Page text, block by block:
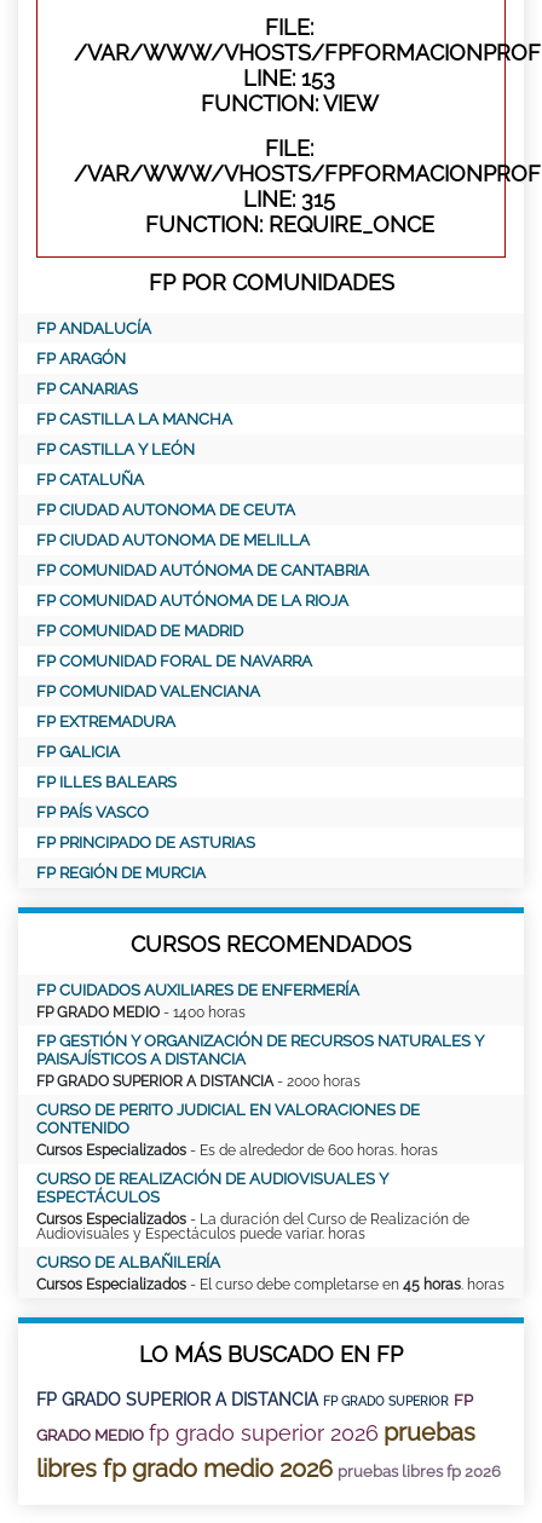
FILE:
/VAR/WWW/VHOSTS/
LINE: 153
FUNCTION: VIEW
FILE:
/VAR/WWW/VHOSTS/
LINE: 315
FUNCTION: REQUIRE_ONCE
FP POR COMUNIDADES
FP ANDALUCÍA
FP ARAGÓN
FP CANARIAS
FP CASTILLA LA MANCHA
FP CASTILLA Y LEÓN
FP CATALUÑA
FP CIUDAD AUTONOMA DE CEUTA
FP CIUDAD AUTONOMA DE MELILLA
FP COMUNIDAD AUTÓNOMA DE CANTABRIA
FP COMUNIDAD AUTÓNOMA DE LA RIOJA
FP COMUNIDAD DE MADRID
FP COMUNIDAD FORAL DE NAVARRA
FP COMUNIDAD VALENCIANA
FP EXTREMADURA
FP GALICIA
FP ILLES BALEARS
FP PAÍS VASCO
FP PRINCIPADO DE ASTURIAS
FP REGIÓN DE MURCIA
CURSOS RECOMENDADOS
FP CUIDADOS AUXILIARES DE ENFERMERÍA
FP GRADO MEDIO - 1400 horas
FP GESTIÓN Y ORGANIZACIÓN DE RECURSOS NATURALES Y
PAISAJÍSTICOS A DISTANCIA
FP GRADO SUPERIOR A DISTANCIA - 2000 horas
CURSO DE PERITO JUDICIAL EN VALORACIONES DE
CONTENIDO
Cursos Especializados - Es de alrededor de 600 horas. horas
CURSO DE REALIZACIÓN DE AUDIOVISUALES Y
ESPECTÁCULOS
Cursos Especializados - La duración del Curso de Realización de
Audiovisuales y Espectáculos puede variar. horas
CURSO DE ALBAÑILERÍA
Cursos Especializados - El curso debe completarse en 45 horas . horas
LO MÁS BUSCADO EN FP
FP GRADO SUPERIOR A DISTANCIA FP GRADO SUPERIOR FP
GRADO MEDIO fp grado superior 2026 pruebas
libres fp grado medio 2026 pruebas libres fp 2026